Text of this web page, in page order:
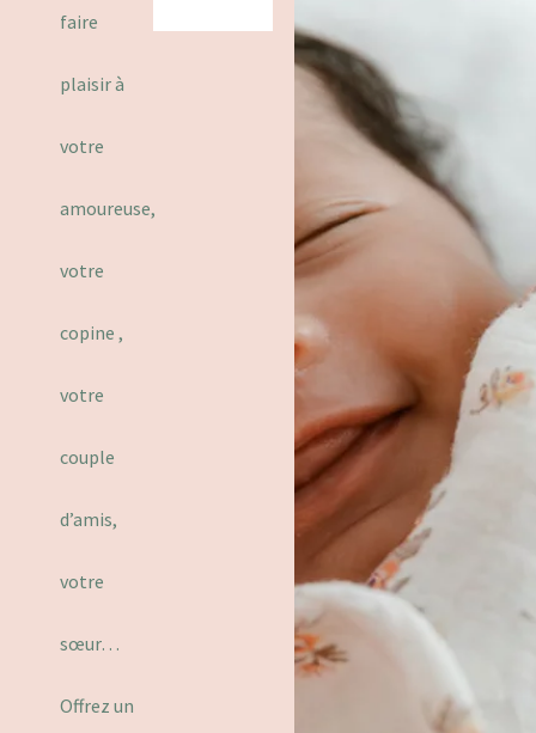
faire
plaisir à
votre
amoureuse,
votre
copine ,
votre
couple
d’amis,
votre
sœur…
Offrez un